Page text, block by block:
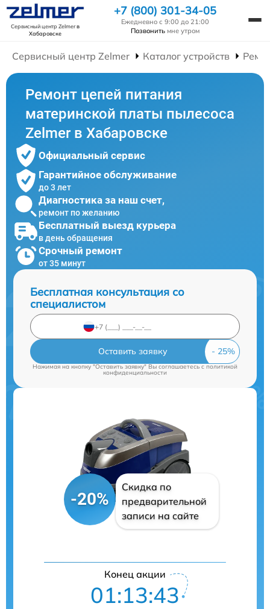
Сервисный центр Zelmerв
Хабаровске
+7 (800) 301-34-05
Ежедневно с 9:00 до 21:00
Позвонить мне утром
Сервисный центр Zelmer Каталог устройств
Ремонт цепей питания
материнской платы пылесоса
Zelmer в Хабаровске
Официальный сервис
Гарантийное обслуживание
до 3 лет
Диагностика за наш счет,
ремонт по желанию
Бесплатный выезд курьера
в день обращения
Срочный ремонт
от 35 минут
Бесплатная консультация со
специалистом
Оставить заявку
Нажимая на кнопку "Оставить заявку" Вы соглашаетесь c политикой
конфиденциальности
-20%
Скидка по
предварительной
записи на сайте
Конец акции
01:13:42